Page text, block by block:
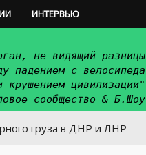
ИНТЕРВЬЮ
не видящий разницы
падением с велосипеда
крушением цивилизации"
сообщество & Б.Шоу
в ДНР и ЛНР